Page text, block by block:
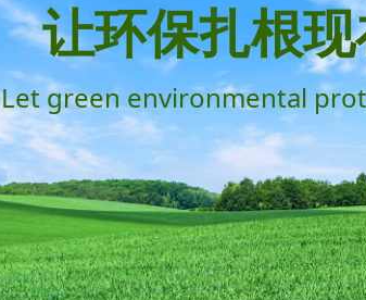
让环保扎根
Let green environmental